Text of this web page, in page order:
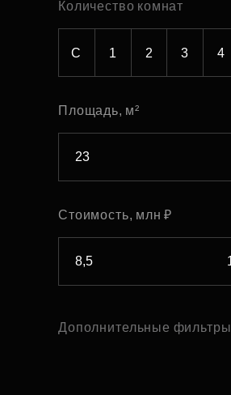
Количество комнат
С 1 2 3 4
Площадь, м²
Стоимость, млн ₽
Дополнительные фильтры